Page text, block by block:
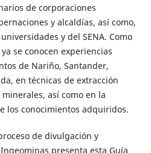
de corporaciones
y alcaldías, así como,
y del SENA. Como
se conocen experiencias
de Nariño, Santander,
en técnicas de extracción
así como en la
los conocimientos adquiridos.
de divulgación y
presenta esta Guía